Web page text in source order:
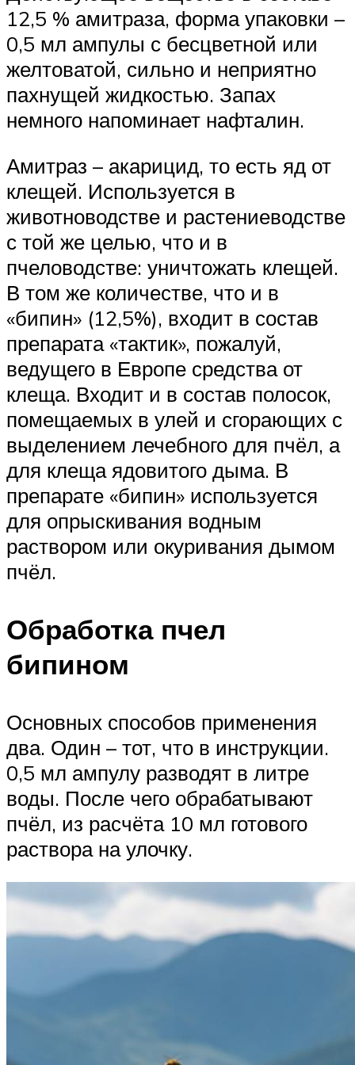
12,5 % амитраза, форма упаковки –
0,5 мл ампулы с бесцветной или
желтоватой, сильно и неприятно
пахнущей жидкостью. Запах
немного напоминает нафталин.
Амитраз – акарицид, то есть яд от
клещей. Используется в
животноводстве и растениеводстве
с той же целью, что и в
пчеловодстве: уничтожать клещей.
В том же количестве, что и в
«бипин» (12,5%), входит в состав
препарата «тактик», пожалуй,
ведущего в Европе средства от
клеща. Входит и в состав полосок,
помещаемых в улей и сгорающих с
выделением лечебного для пчёл, а
для клеща ядовитого дыма. В
препарате «бипин» используется
для опрыскивания водным
раствором или окуривания дымом
пчёл.
Обработка пчел
бипином
Основных способов применения
два. Один – тот, что в инструкции.
0,5 мл ампулу разводят в литре
воды. После чего обрабатывают
пчёл, из расчёта 10 мл готового
раствора на улочку.